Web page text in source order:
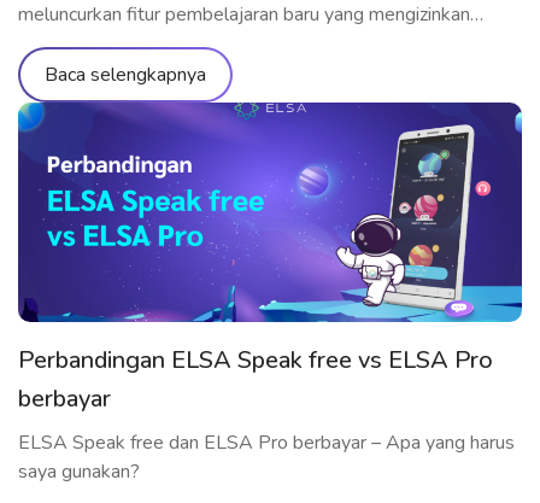
meluncurkan fitur pembelajaran baru yang mengizinkan
pembelajar berlatih berbicara langsung dengan AI. Yuk
memahami fitur-fiturnya secara terlinci melalui artikel di
bawah ini! Apa itu ELSA AI? Diluncurkan pada September
2023, ELSA AI merupakan fitur terbaru dari aplikasi ELSA
Speak, yang mengizinkan pengguna berlatih komunikasi
dengan AI dalam […]
Baca selengkapnya
Perbandingan ELSA Speak free vs ELSA Pro
berbayar
ELSA Speak free dan ELSA Pro berbayar – Apa yang harus
saya gunakan?